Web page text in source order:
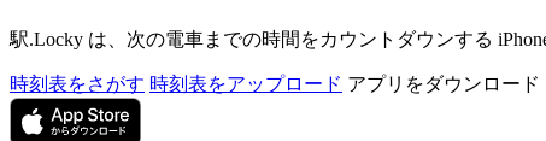
駅.Locky は、次の電車までの時間をカウントダウンする
時刻表をさがす 時刻表をアップロード アプリをダウンロード